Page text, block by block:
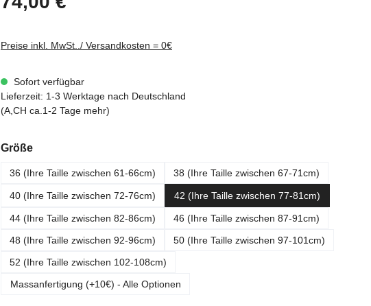
Preise inkl. MwSt../ Versandkosten = 0€
Sofort verfügbar
Lieferzeit: 1-3 Werktage nach Deutschland
(A,CH ca.1-2 Tage mehr)
Größeauswählen
36 (Ihre Taille zwischen 61-66cm) 38 (Ihre Taille zwischen 67-71cm)
40 (Ihre Taille zwischen 72-76cm) 42 (Ihre Taille zwischen 77-81cm)
44 (Ihre Taille zwischen 82-86cm)
46 (Ihre Taille zwischen 87-91cm)
48 (Ihre Taille zwischen 92-96cm)
50 (Ihre Taille zwischen 97-101cm)
52 (Ihre Taille zwischen 102-108cm)
Massanfertigung (+10€) - Alle Optionen